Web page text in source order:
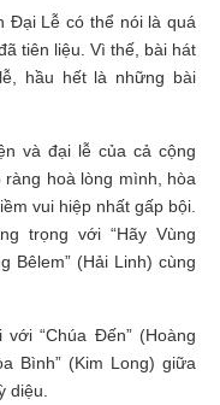
Đại Lễ có thể nói là quá
tiên liệu. Vì thế, bài hát
hầu hết là những bài
và đại lễ của cả cộng
hoà lòng mình, hòa
vui hiệp nhất gấp bội.
trọng với “Hãy Vùng
Bêlem” (Hải Linh) cùng
“Chúa Đến” (Hoàng
Bình” (Kim Long) giữa
diệu.